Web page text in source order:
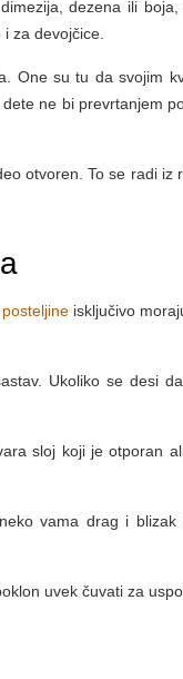
dezena ili
za devojčice.
One su tu da svojim
ne bi prevrtanjem
otvoren. To se radi iz
isključivo
Ukoliko se desi
sloj koji je otporan
vama drag i blizak
uvek čuvati za